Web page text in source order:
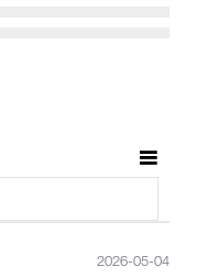
2026-05-04